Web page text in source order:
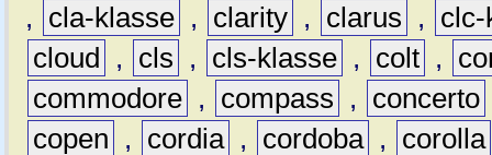
,
cla-klasse , clarity , clarus ,
clc-
cloud
, cls , cls-klasse , colt ,
commodore , compass , concerto
copen
, cordia , cordoba ,
corolla